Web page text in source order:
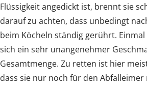
Flüssigkeit angedickt ist, brennt sie
darauf zu achten, dass unbedingt
beim Köcheln ständig gerührt.
sich ein sehr unangenehmer
Gesamtmenge. Zu retten ist hier
dass sie nur noch für den Abfalleimer